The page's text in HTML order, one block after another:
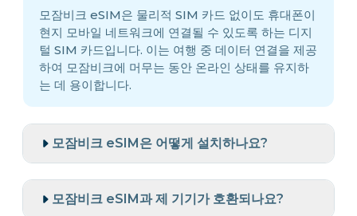
모잠비크 eSIM은 물리적 SIM 카드 없이도 휴대폰이
현지 모바일 네트워크에 연결될 수 있도록 하는 디지
털 SIM 카드입니다. 이는 여행 중 데이터 연결을 제공
하여 모잠비크에 머무는 동안 온라인 상태를 유지하
는 데 용이합니다.
모잠비크 eSIM은 어떻게 설치하나요?
모잠비크 eSIM과 제 기기가 호환되나요?